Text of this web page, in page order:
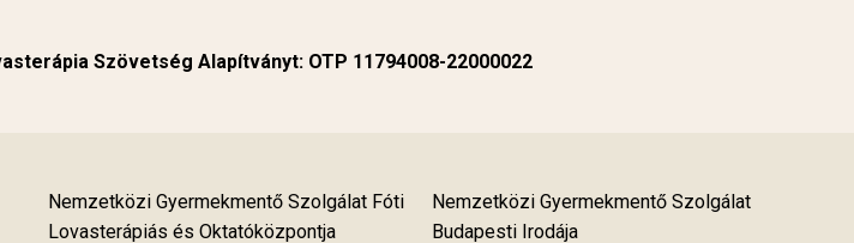
Szövetség Alapítványt: OTP 11794008-22000022
Nemzetközi Gyermekmentő Szolgálat Fóti
Lovasterápiás és Oktatóközpontja
Nemzetközi Gyermekmentő Szolgálat
Budapesti Irodája